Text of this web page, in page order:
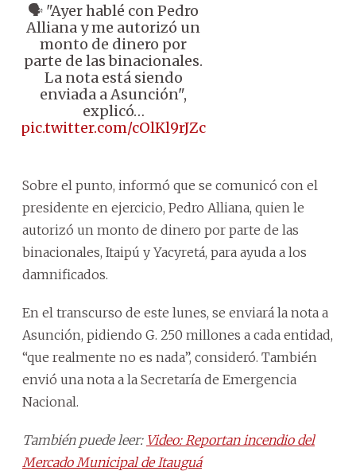
🗣️ "Ayer hablé con Pedro
Alliana y me autorizó un
monto de dinero por
parte de las binacionales.
La nota está siendo
enviada a Asunción",
explicó…
pic.twitter.com/cOlKl9rJZc
Sobre el punto, informó que se comunicó con el
presidente en ejercicio, Pedro Alliana, quien le
autorizó un monto de dinero por parte de las
binacionales, Itaipú y Yacyretá, para ayuda a los
damnificados.
En el transcurso de este lunes, se enviará la nota a
Asunción, pidiendo G. 250 millones a cada entidad,
“que realmente no es nada”, consideró. También
envió una nota a la Secretaría de Emergencia
Nacional.
También puede leer: Video: Reportan incendio del
Mercado Municipal de Itauguá